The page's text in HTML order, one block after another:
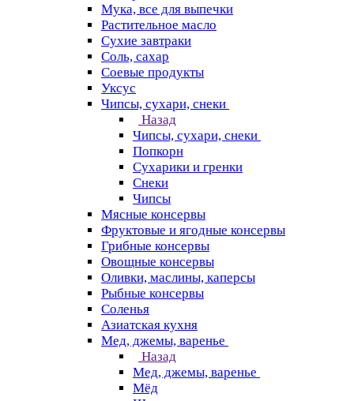
Мука, все для выпечки
Растительное масло
Сухие завтраки
Соль, сахар
Соевые продукты
Уксус
Чипсы, сухари, снеки
Назад
Чипсы, сухари, снеки
Попкорн
Сухарики и гренки
Снеки
Чипсы
Мясные консервы
Фруктовые и ягодные консервы
Грибные консервы
Овощные консервы
Оливки, маслины, каперсы
Рыбные консервы
Соленья
Азиатская кухня
Мед, джемы, варенье
Назад
Мед, джемы, варенье
Мёд